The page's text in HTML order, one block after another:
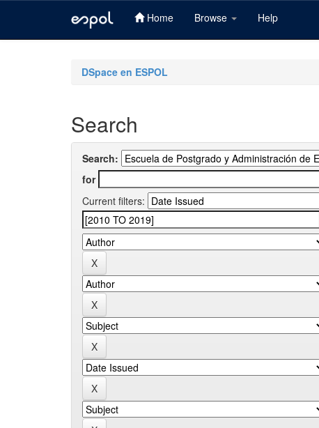
Home Browse Help
DSpace en ESPOL
Search
Search:
for
Current filters: